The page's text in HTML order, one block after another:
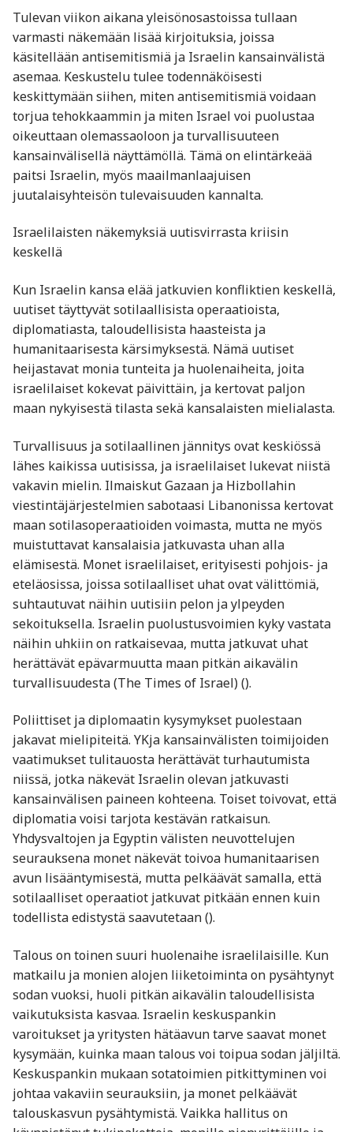
Tulevan viikon aikana yleisönosastoissa tullaan
varmasti näkemään lisää kirjoituksia, joissa
käsitellään antisemitismiä ja Israelin kansainvälistä
asemaa. Keskustelu tulee todennäköisesti
keskittymään siihen, miten antisemitismiä voidaan
torjua tehokkaammin ja miten Israel voi puolustaa
oikeuttaan olemassaoloon ja turvallisuuteen
kansainvälisellä näyttämöllä. Tämä on elintärkeää
paitsi Israelin, myös maailmanlaajuisen
juutalaisyhteisön tulevaisuuden kannalta.
Israelilaisten näkemyksiä uutisvirrasta kriisin
keskellä
Kun Israelin kansa elää jatkuvien konfliktien keskellä,
uutiset täyttyvät sotilaallisista operaatioista,
diplomatiasta, taloudellisista haasteista ja
humanitaarisesta kärsimyksestä. Nämä uutiset
heijastavat monia tunteita ja huolenaiheita, joita
israelilaiset kokevat päivittäin, ja kertovat paljon
maan nykyisestä tilasta sekä kansalaisten mielialasta.
Turvallisuus ja sotilaallinen jännitys ovat keskiössä
lähes kaikissa uutisissa, ja israelilaiset lukevat niistä
vakavin mielin. Ilmaiskut Gazaan ja Hizbollahin
viestintäjärjestelmien sabotaasi Libanonissa kertovat
maan sotilasoperaatioiden voimasta, mutta ne myös
muistuttavat kansalaisia jatkuvasta uhan alla
elämisestä. Monet israelilaiset, erityisesti pohjois- ja
eteläosissa, joissa sotilaalliset uhat ovat välittömiä,
suhtautuvat näihin uutisiin pelon ja ylpeyden
sekoituksella. Israelin puolustusvoimien kyky vastata
näihin uhkiin on ratkaisevaa, mutta jatkuvat uhat
herättävät epävarmuutta maan pitkän aikavälin
turvallisuudesta (The Times of Israel) ().
Poliittiset ja diplomaatin kysymykset puolestaan
jakavat mielipiteitä. YKja kansainvälisten toimijoiden
vaatimukset tulitauosta herättävät turhautumista
niissä, jotka näkevät Israelin olevan jatkuvasti
kansainvälisen paineen kohteena. Toiset toivovat, että
diplomatia voisi tarjota kestävän ratkaisun.
Yhdysvaltojen ja Egyptin välisten neuvottelujen
seurauksena monet näkevät toivoa humanitaarisen
avun lisääntymisestä, mutta pelkäävät samalla, että
sotilaalliset operaatiot jatkuvat pitkään ennen kuin
todellista edistystä saavutetaan ().
Talous on toinen suuri huolenaihe israelilaisille. Kun
matkailu ja monien alojen liiketoiminta on pysähtynyt
sodan vuoksi, huoli pitkän aikavälin taloudellisista
vaikutuksista kasvaa. Israelin keskuspankin
varoitukset ja yritysten hätäavun tarve saavat monet
kysymään, kuinka maan talous voi toipua sodan jäljiltä.
Keskuspankin mukaan sotatoimien pitkittyminen voi
johtaa vakaviin seurauksiin, ja monet pelkäävät
talouskasvun pysähtymistä. Vaikka hallitus on